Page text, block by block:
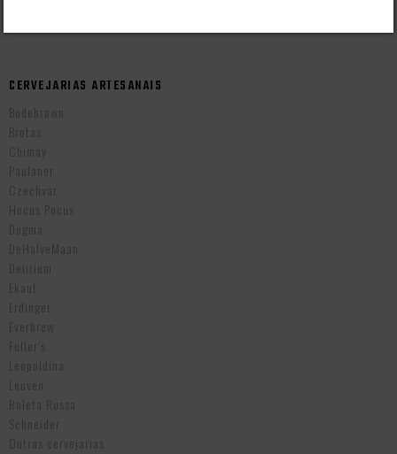
CERVEJARIAS ARTESANAIS
Bodebrown
Brotas
Chimay
Paulaner
Czechvar
Hocus Pocus
Dogma
DeHalveMaan
Delirium
Ekaut
Erdinger
Everbrew
Fuller’s
Leopoldina
Leuven
Roleta Russa
Schneider
Outras cervejarias